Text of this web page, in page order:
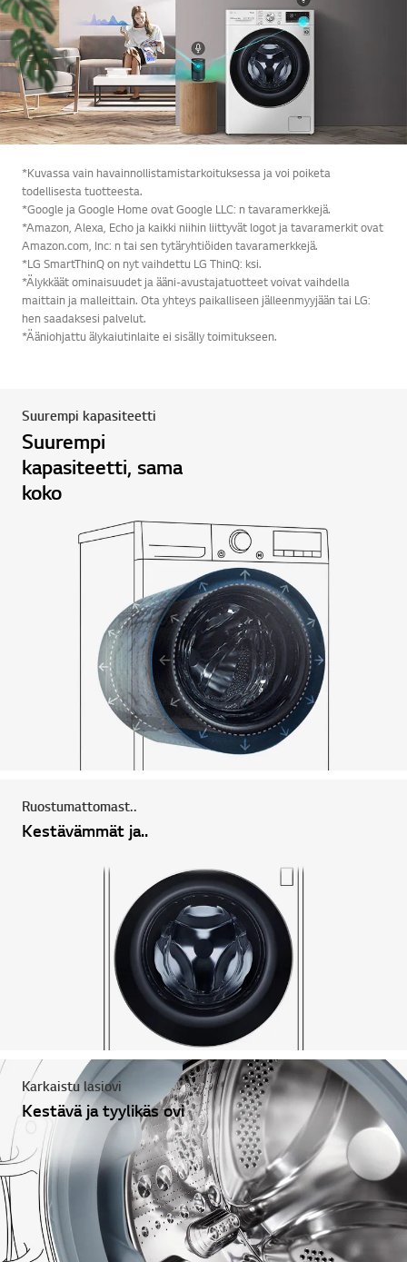
*Kuvassa vain havainnollistamistarkoituksessa ja voi poiketa
todellisesta tuotteesta.
*Google ja Google Home ovat Google LLC: n tavaramerkkejä.
*Amazon, Alexa, Echo ja kaikki niihin liittyvät logot ja tavaramerkit ovat
Amazon.com, Inc: n tai sen tytäryhtiöiden tavaramerkkejä.
*LG SmartThinQ on nyt vaihdettu LG ThinQ: ksi.
*Älykkäät ominaisuudet ja ääni-avustajatuotteet voivat vaihdella
maittain ja malleittain. Ota yhteys paikalliseen jälleenmyyjään tai LG:
hen saadaksesi palvelut.
*Ääniohjattu älykaiutinlaite ei sisälly toimitukseen.
Suurempi kapasiteetti
Suurempi
kapasiteetti, sama
koko
Ruostumattomast..
Kestävämmät ja..
Karkaistu lasiovi
Kestävä ja tyylikäs ovi